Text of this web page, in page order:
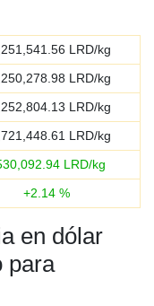
LRD/kg
LRD/kg
LRD/kg
LRD/kg
LRD/kg
+2.14 %
en dólar
para